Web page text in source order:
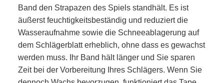
Band den Strapazen des Spiels standhält. Es ist
äußerst feuchtigkeitsbeständig und reduziert die
Wasseraufnahme sowie die Schneeablagerung auf
dem Schlägerblatt erheblich, ohne dass es gewachst
werden muss. Ihr Band hält länger und Sie sparen
Zeit bei der Vorbereitung Ihres Schlägers. Wenn Sie